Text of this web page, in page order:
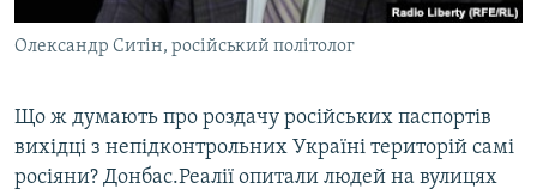
Олександр Ситін, російський політолог
​Що ж думають про роздачу російських паспортів
вихідці з непідконтрольних Україні територій самі
росіяни? Донбас.Реалії опитали людей на вулицях